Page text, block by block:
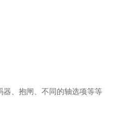
器、抱闸、不同的轴选项等等